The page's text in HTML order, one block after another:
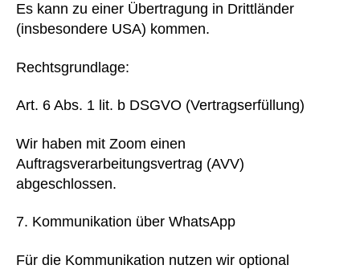
Es kann zu einer Übertragung in Drittländer
(insbesondere USA) kommen.
Rechtsgrundlage:
Art. 6 Abs. 1 lit. b DSGVO (Vertragserfüllung)
Wir haben mit Zoom einen
Auftragsverarbeitungsvertrag (AVV)
abgeschlossen.
Kommunikation über WhatsApp
Für die Kommunikation nutzen wir optional